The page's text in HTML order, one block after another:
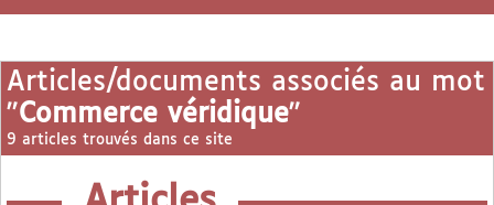
Articles/documents associés au mot
"Commerce véridique"
9 articles trouvés dans ce site